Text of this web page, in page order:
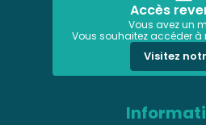
Accès
Vous avez un
Vous souhaitez accéder à
Visitez